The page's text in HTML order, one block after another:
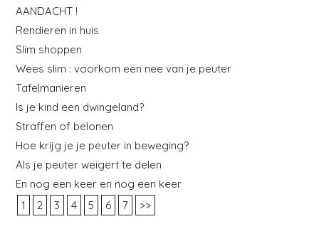
AANDACHT !
Rendieren in huis
Slim shoppen
Wees slim : voorkom een nee van je peuter
Tafelmanieren
Is je kind een dwingeland?
Straffen of belonen
Hoe krijg je je peuter in beweging?
Als je peuter weigert te delen
En nog een keer en nog een keer
1
2 3 4 5 6 7 >>